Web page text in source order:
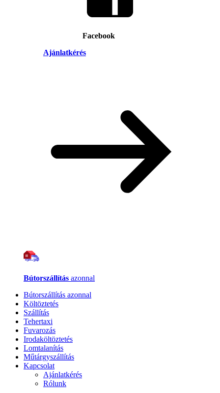
Facebook
Ajánlatkérés
Bútorszállítás azonnal
Bútorszállítás azonnal
Költöztetés
Szállítás
Tehertaxi
Fuvarozás
Irodaköltöztetés
Lomtalanítás
Műtárgyszállítás
Kapcsolat
Ajánlatkérés
Rólunk